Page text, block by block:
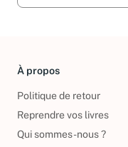
À propos
Politique de retour
Reprendre vos livres
Qui sommes-nous ?